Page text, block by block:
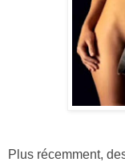
Plus récemment,